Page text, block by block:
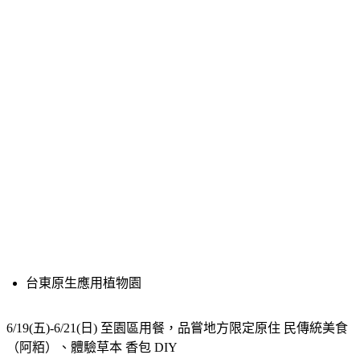
台東原生應用植物園
6/19(五)-6/21(日) 至園區用餐，品嘗地方限定原住 民傳統美食
（阿粨）、體驗草本 香包 DIY